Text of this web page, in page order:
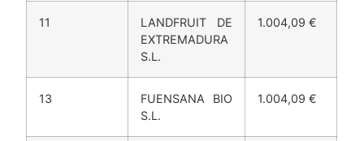
LEMA, S.C.L. 1.004,09 €
11
LANDFRUIT DE
EXTREMADURA
S.L.
1.004,09 €